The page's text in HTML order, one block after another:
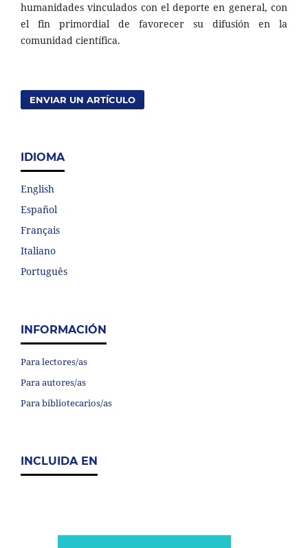
humanidades vinculados con el deporte en general, con
el fin primordial de favorecer su difusión en la
comunidad científica.
ENVIAR UN ARTÍCULO
IDIOMA
English
Español
Français
Italiano
Português
INFORMACIÓN
Para lectores/as
Para autores/as
Para bibliotecarios/as
INCLUIDA EN